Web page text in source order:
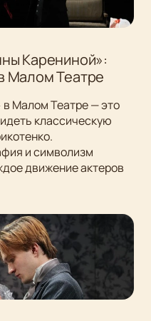
Карениной»:
Малом Театре
Малом Театре — это
классическую
и символизм
движение актеров